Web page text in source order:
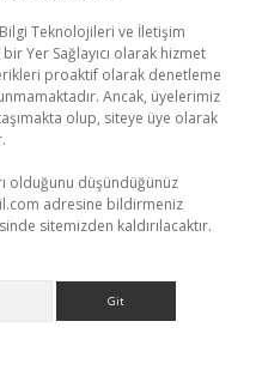
Bilgi Teknolojileri ve İletişim
Yer Sağlayıcı olarak hizmet
proaktif olarak denetleme
Ancak, üyelerimiz
olup, siteye üye olarak
olduğunu düşündüğünüz
adresine bildirmeniz
sitemizden kaldırılacaktır.